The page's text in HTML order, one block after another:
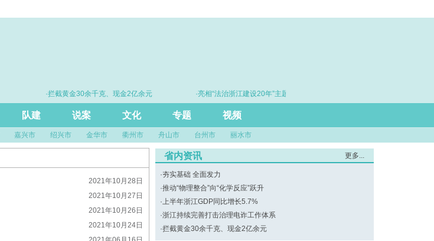
·拦截黄金30余千克、现金2亿余元
·亮相“法治浙江建设20年”主题展 浙江打造的这把“标
队建 说案 文化 专题 视频
嘉兴市 绍兴市 金华市 衢州市 舟山市 台州市 丽水市
2021年10月28日
2021年10月27日
2021年10月26日
2021年10月24日
省内资讯 更多...
·夯实基础 全面发力
·推动“物理整合”向“化学反应”跃升
·上半年浙江GDP同比增长5.7%
·浙江持续完善打击治理电诈工作体系
·拦截黄金30余千克、现金2亿余元